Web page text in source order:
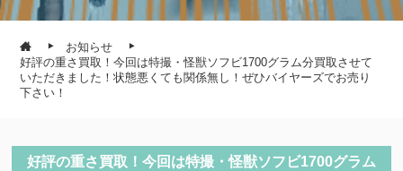
お知らせ
好評の重さ買取！今回は特撮・怪獣ソフビ1700グラム分買取させて
いただきました！状態悪くても関係無し！ぜひバイヤーズでお売り
下さい！
好評の重さ買取！今回は特撮・怪獣ソフビ1700グラム